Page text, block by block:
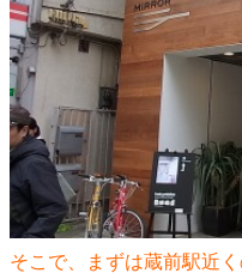
そこで、まずは蔵前駅近